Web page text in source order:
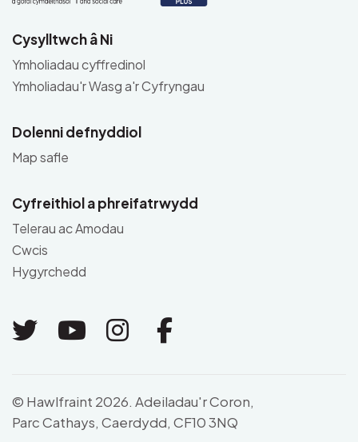
Cysylltwch â Ni
Ymholiadau cyffredinol
Ymholiadau'r Wasg a'r Cyfryngau
Dolenni defnyddiol
Map safle
Cyfreithiol a phreifatrwydd
Telerau ac Amodau
Cwcis
Hygyrchedd
Link to Twitter
Link to Youtube
Link to Instagram
Link to
© Hawlfraint 2026. Adeiladau'r Coron,
Parc Cathays, Caerdydd, CF10 3NQ